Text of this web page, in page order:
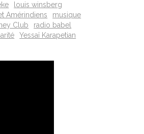
louis winsberg
Amérindiens
musique
Club
radio babel
Yessaï Karapetian